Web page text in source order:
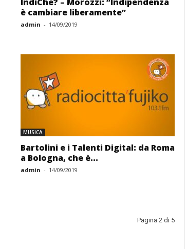
è cambiare liberamente”
admin - 14/09/2019
MUSICA
Bartolini e i Talenti Digital: da Roma
a Bologna, che è...
admin - 14/09/2019
Pagina 2 di 5